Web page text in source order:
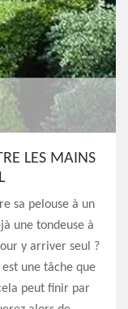
LES MAINS
sa pelouse à un
une tondeuse à
y arriver seul ?
une tâche que
peut finir par